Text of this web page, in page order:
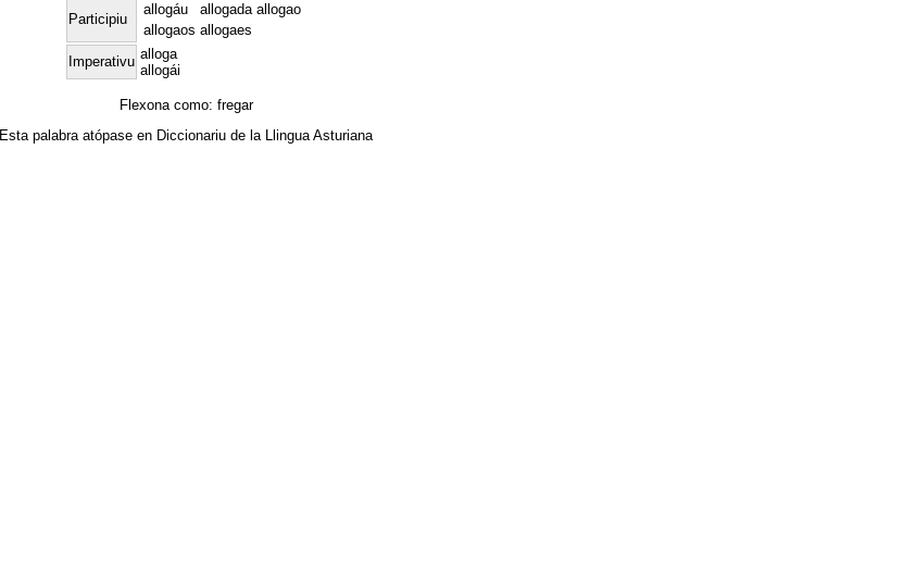
Participiu
allogáu allogada allogao
allogaos allogaes
Imperativu alloga
allogái
Flexona como: fregar
Esta palabra atópase en Diccionariu de la Llingua Asturiana